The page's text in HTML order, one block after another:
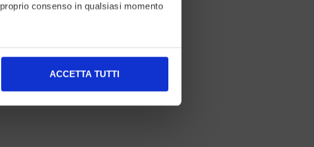
consenso in qualsiasi momento
specifiche (impronte
nella
ACCETTA TUTTI